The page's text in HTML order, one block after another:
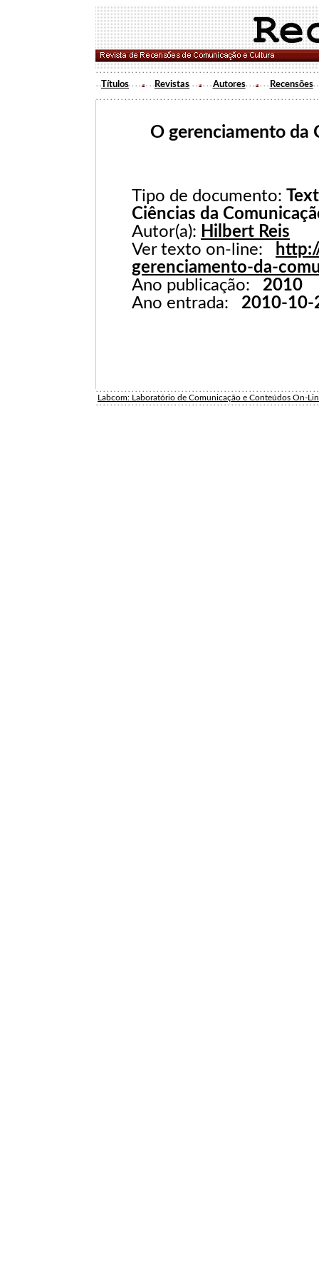
Títulos Revistas Autores Recensões
O gerenciamento da
Tipo de documento:
Ciências da
Autor(a): Hilbert Reis
Ver texto on-line:
gerenciamento-da-
Ano publicação: 2010
Ano entrada: 2010-10-
Labcom: Laboratório de Comunicação e Conteúdos On-